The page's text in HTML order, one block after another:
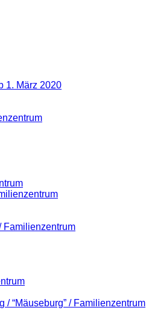
1. März 2020
Familienzentrum
“Mäuseburg” / Familienzentrum